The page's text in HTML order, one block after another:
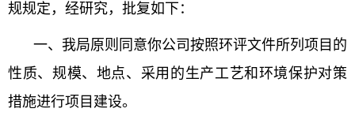
规规定，经研究，批复如下：
一、我局原则同意你公司按照环评文件所列项目的
性质、规模、地点、采用的生产工艺和环境保护对策
措施进行项目建设。